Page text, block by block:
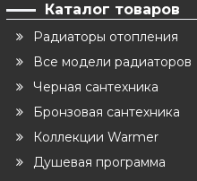
Каталог товаров
Радиаторы отопления
Все модели радиаторов
Черная сантехника
Бронзовая сантехника
Коллекции Warmer
Душевая программа